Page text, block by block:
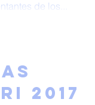
de los...
2017